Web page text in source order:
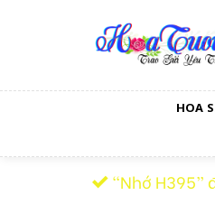
HOA
“Nhớ H395”